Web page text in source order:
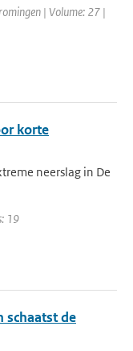
| Volume: 27 |
korte
neerslag in De
19
schaatst de